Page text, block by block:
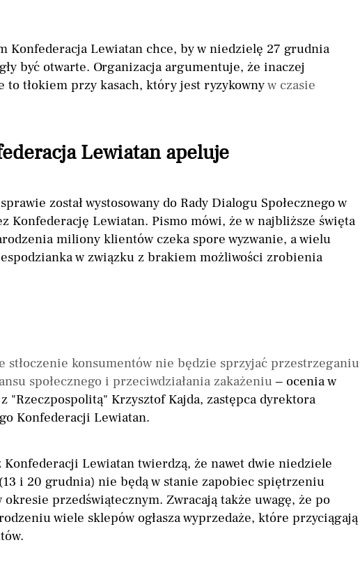
Konfederacja Lewiatan chce, by w niedzielę 27 grudnia
być otwarte. Organizacja argumentuje, że inaczej
to tłokiem przy kasach, który jest ryzykownyw czasie
Lewiatan apeluje
został wystosowany do Rady Dialogu Społecznego w
Konfederację Lewiatan. Pismo mówi, że w najbliższe święta
miliony klientów czeka spore wyzwanie, a wielu
w związku z brakiem możliwości zrobienia
stłoczenie konsumentów nie będzie sprzyjać przestrzeganiu
społecznego i przeciwdziałania zakażeniu– ocenia w
"Rzeczpospolitą" Krzysztof Kajda, zastępca dyrektora
Konfederacji Lewiatan.
Konfederacji Lewiatan twierdzą, że nawet dwie niedziele
i 20 grudnia) nie będą w stanie zapobiec spiętrzeniu
przedświątecznym. Zwracają także uwagę, że po
wiele sklepów ogłasza wyprzedaże, które przyciągają